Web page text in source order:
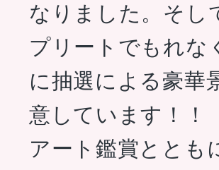
なりました。そし
プリートでもれな
に抽選による豪華
意しています！！
アート鑑賞ととも